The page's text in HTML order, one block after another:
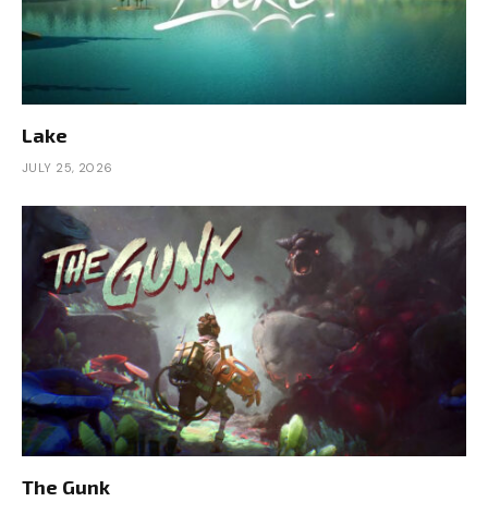
Lake
JULY 25, 2026
The Gunk